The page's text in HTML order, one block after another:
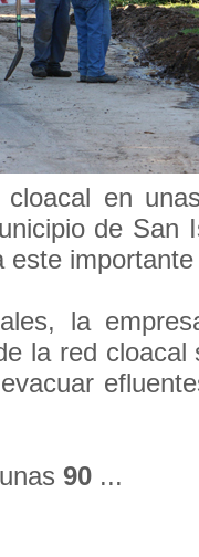
en
de San
este
la
la red cloacal
90 ...